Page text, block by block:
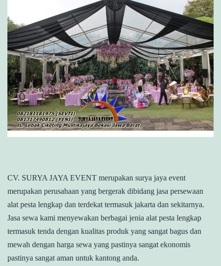
CV. SURYA JAYA EVENT merupakan surya jaya event
merupakan perusahaan yang bergerak dibidang jasa persewaan
alat pesta lengkap dan terdekat termasuk jakarta dan sekitarnya.
Jasa sewa kami menyewakan berbagai jenia alat pesta lengkap
termasuk tenda dengan kualitas produk yang sangat bagus dan
mewah dengan harga sewa yang pastinya sangat ekonomis
pastinya sangat aman untuk kantong anda.